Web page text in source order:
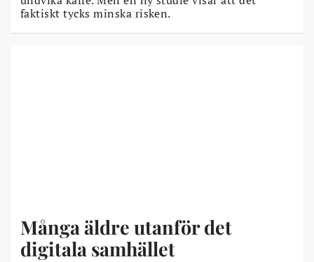
faktiskt tycks minska risken.
Många äldre utanför det
digitala samhället